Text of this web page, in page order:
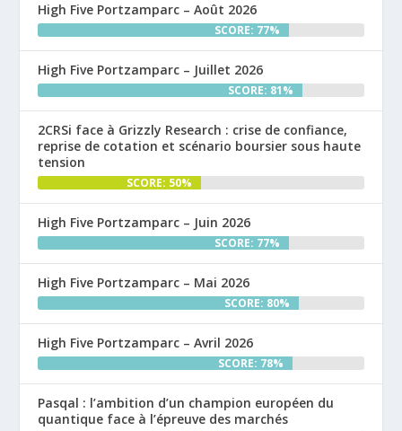
High Five Portzamparc – Août 2026
SCORE: 77%
High Five Portzamparc – Juillet 2026
SCORE: 81%
2CRSi face à Grizzly Research : crise de confiance,
reprise de cotation et scénario boursier sous haute
tension
SCORE: 50%
High Five Portzamparc – Juin 2026
SCORE: 77%
High Five Portzamparc – Mai 2026
SCORE: 80%
High Five Portzamparc – Avril 2026
SCORE: 78%
Pasqal : l’ambition d’un champion européen du
quantique face à l’épreuve des marchés